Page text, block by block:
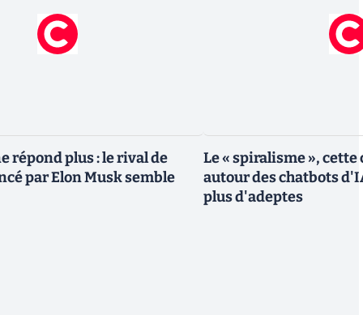
répond plus : le rival de
par Elon Musk semble
Le « spiralisme », cette
autour des chatbots
plus d'adeptes